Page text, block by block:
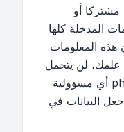
أو
المدخلة كلها
هذه المعلومات
علمك، لن يتحمل
”منتديات مجلس العود“ ولا phpBB أي مسؤولية
البيانات في